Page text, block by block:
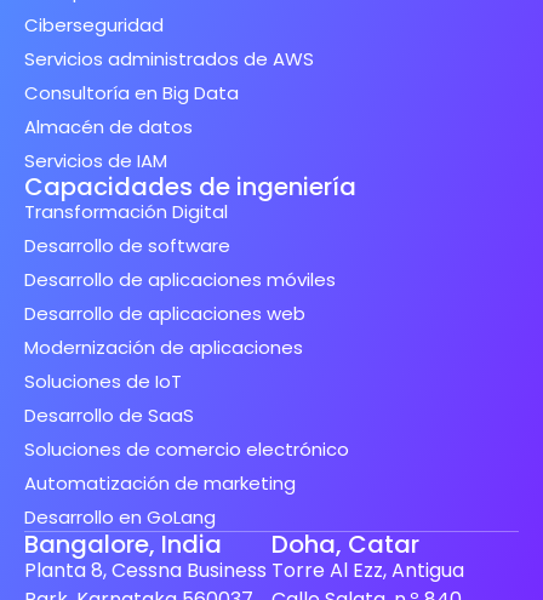
Ciberseguridad
Servicios administrados de AWS
Consultoría en Big Data
Almacén de datos
Servicios de IAM
Capacidades de ingeniería
Transformación Digital
Desarrollo de software
Desarrollo de aplicaciones móviles
Desarrollo de aplicaciones web
Modernización de aplicaciones
Soluciones de IoT
Desarrollo de SaaS
Soluciones de comercio electrónico
Automatización de marketing
Desarrollo en GoLang
Bangalore, India
Planta 8, Cessna Business
Doha, Catar
Torre Al Ezz, Antigua